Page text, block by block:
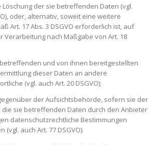
der sie betreffenden Daten (vgl.
oder, alternativ, soweit eine weitere
Art. 17 Abs. 3 DSGVO erforderlich ist, auf
Verarbeitung nach Maßgabe von Art. 18
und von ihnen bereitgestellten
dieser Daten an andere
(vgl. auch Art. 20 DSGVO);
der Aufsichtsbehörde, sofern sie der
die sie betreffenden Daten durch den Anbieter
datenschutzrechtliche Bestimmungen
auch Art. 77 DSGVO).